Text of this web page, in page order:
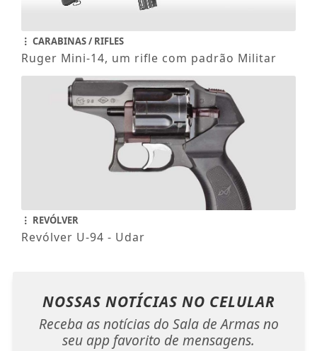
CARABINAS / RIFLES
Ruger Mini-14, um rifle com padrão Militar
REVÓLVER
Revólver U-94 - Udar
NOSSAS NOTÍCIAS NO CELULAR
Receba as notícias do Sala de Armas no
seu app favorito de mensagens.